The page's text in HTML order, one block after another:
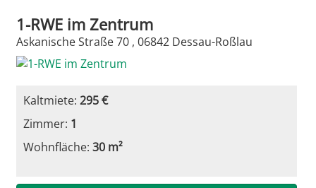
1-RWE im Zentrum
Askanische Straße 70 , 06842 Dessau-Roßlau
Kaltmiete:295 €
Zimmer: 1
Wohnfläche:30 m²